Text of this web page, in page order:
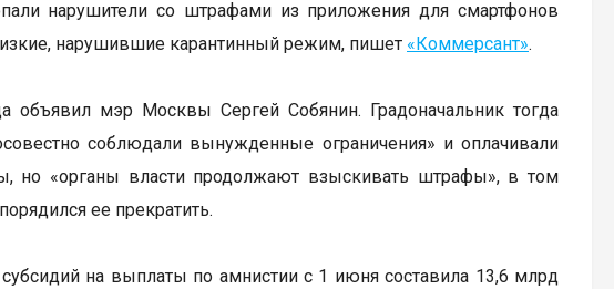
нарушители со штрафами из приложения для смартфонов
нарушившие карантинный режим, пишет «Коммерсант».
мэр Москвы Сергей Собянин. Градоначальник тогда
соблюдали вынужденные ограничения» и оплачивали
но «органы власти продолжают взыскивать штрафы», в том
ее прекратить.
на выплаты по амнистии с 1 июня составила 13,6 млрд